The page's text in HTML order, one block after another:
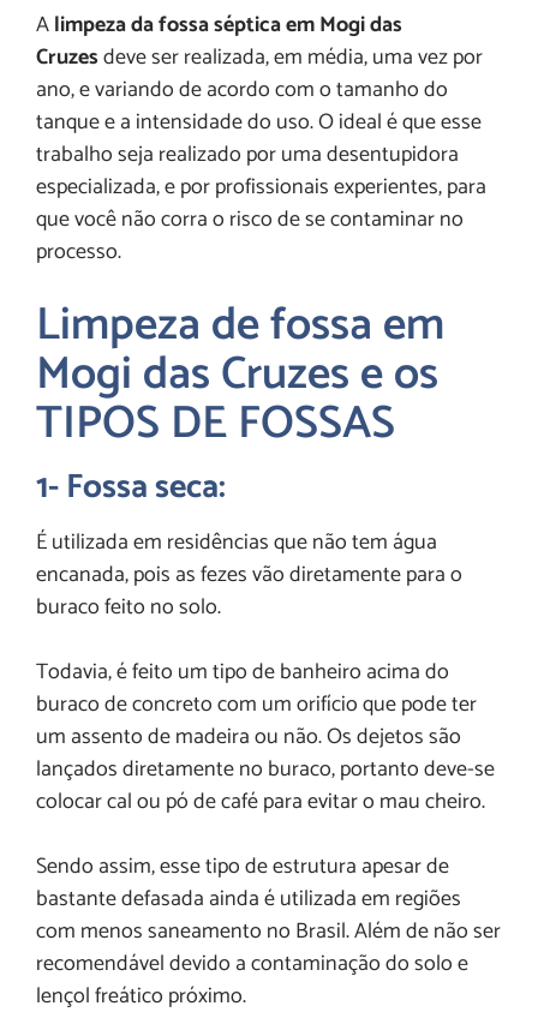
Alimpeza da fossa séptica em Mogi das
Cruzesdeve ser realizada, em média, uma vez por
ano, e variando de acordo com o tamanho do
tanque e a intensidade do uso. O ideal é que esse
trabalho seja realizado por uma desentupidora
especializada, e por profissionais experientes, para
que você não corra o risco de se contaminar no
processo.
Limpeza de fossa em
Mogi das Cruzes e os
TIPOS DE FOSSAS
1- Fossa seca:
É utilizada em residências que não tem água
encanada, pois as fezes vão diretamente para o
buraco feito no solo.
Todavia, é feito um tipo de banheiro acima do
buraco de concreto com um orifício que pode ter
um assento de madeira ou não. Os dejetos são
lançados diretamente no buraco, portanto deve-se
colocar cal ou pó de café para evitar o mau cheiro.
Sendo assim, esse tipo de estrutura apesar de
bastante defasada ainda é utilizada em regiões
com menos saneamento no Brasil. Além de não ser
recomendável devido a contaminação do solo e
lençol freático próximo.